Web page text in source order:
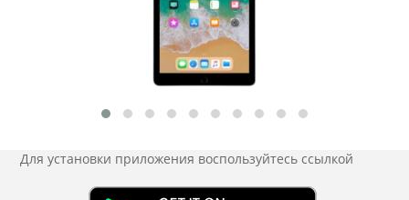
Для установки приложения воспользуйтесь ссылкой